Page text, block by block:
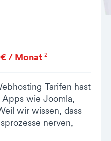
/ Monat 2
Tarifen hast
wie Joomla,
wir wissen, dass
nerven,